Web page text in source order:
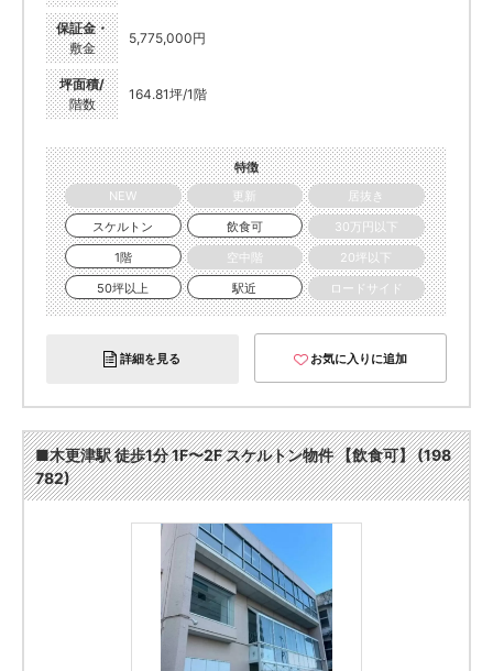
保証金・
敷金
5,775,000円
坪面積/
階数
164.81坪/1階
特徴
NEW
更新
居抜き
スケルトン
飲食可
30万円以下
1階
空中階
20坪以下
50坪以上
駅近 ロードサイド
詳細を見る お気に入りに追加
■木更津駅 徒歩1分 1F〜2F スケルトン物件 【飲食可】 (198
782)